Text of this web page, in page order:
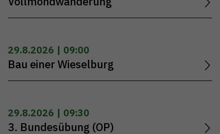
29.8.2026 | 09:00
Bau einer Wieselburg
29.8.2026 | 09:30
3. Bundesübung (OP)